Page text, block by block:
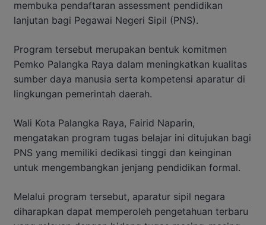
membuka pendaftaran assessment pendidikan
lanjutan bagi Pegawai Negeri Sipil (PNS).
Program tersebut merupakan bentuk komitmen
Pemko Palangka Raya dalam meningkatkan kualitas
sumber daya manusia serta kompetensi aparatur di
lingkungan pemerintah daerah.
Wali Kota Palangka Raya, Fairid Naparin,
mengatakan program tugas belajar ini ditujukan bagi
PNS yang memiliki dedikasi tinggi dan keinginan
untuk mengembangkan jenjang pendidikan formal.
Melalui program tersebut, aparatur sipil negara
diharapkan dapat memperoleh pengetahuan terbaru